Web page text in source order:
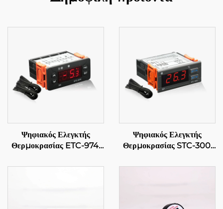
Ψηφιακός Ελεγκτής
Θερμοκρασίας ETC-974:
έλεγχος θερμοκρασίας για
Ψηφιακός Ελεγκτής
Θερμοκρασίας STC-300:
πολυσποράδα για